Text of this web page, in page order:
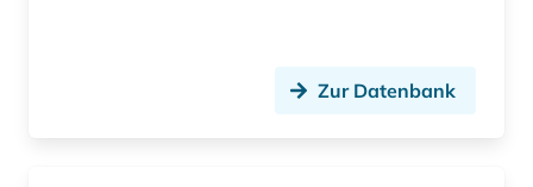
mode (1)
Zur Datenbank